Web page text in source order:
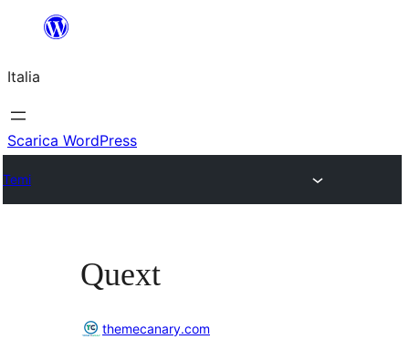
contenuto
Italia
Scarica WordPress
Temi
Quext
themecanary.com